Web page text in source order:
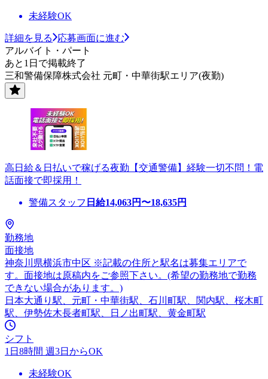
未経験OK
詳細を見る
応募画面に進む
アルバイト・パート
あと1日で掲載終了
三和警備保障株式会社 元町・中華街駅エリア(夜勤)
高日給＆日払いで稼げる夜勤【交通警備】経験一切不問！電
話面接で即採用！
警備スタッフ 日給14,063円〜18,635円
勤務地
面接地
神奈川県横浜市中区 ※記載の住所と駅名は募集エリアで
す。面接地は原稿内をご参照下さい。(希望の勤務地で勤務
できない場合があります。)
日本大通り駅、元町・中華街駅、石川町駅、関内駅、桜木町
駅、伊勢佐木長者町駅、日ノ出町駅、黄金町駅
シフト
1日8時間 週3日からOK
未経験OK